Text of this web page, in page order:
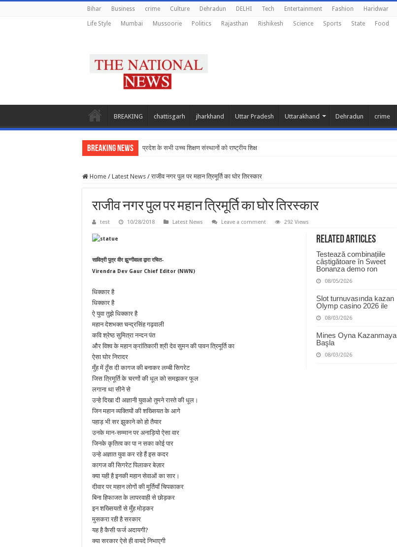
Bihar Business crime Culture Dehradun DELHI Tech Entertainment Fashion Haridwar
Life Style Mumbai Mussoorie Politics Rajasthan Rishikesh Science Sports State Food
BREAKING chattisgarh jharkhand Uttar Pradesh Uttarakhand Dehradun crime
Breaking News प्रदेश के सभी उच्च शिक्षण संस्थानों को राष्ट्रीय शिक्षा नीति के अन
Home / Latest News / राजीव नगर पुल पर महान त्रिमूर्ति का घोर तिरस्कार
राजीव नगर पुल पर महान त्रिमूर्ति का घोर तिरस्कार
test 10/28/2018 Latest News Leave a comment 292 Views
Related Articles
Testează combinațiile
câștigătoare în Sweet
Bonanza demo ron
08/05/2026
Slot turnuvasında kazan
Olymp casino 2026 ile
08/03/2026
Mines Oyna Kazanmaya
Başla
08/03/2026
सावित्री पुत्र वीर झुग्गीवाला द्वारा रचित-
Virendra Dev Gaur Chief Editor (NWN)
धिक्कार है
धिक्कार है
ऐ युवा तुझे धिक्कार है
महान देशभक्त चन्द्रसिंह गढ़वाली
कवि श्रेष्ठ सुमित्रा नन्दन पंत
और विश्व के महान क्रांतिकारी श्री देव सुमन की पावन त्रिमूर्ति का
ऐसा घोर निरादर
मुँह में ठूँस दी कागज की बनाकर लम्बी सिगरेट
जिस त्रिमूर्ति के चरणों की धूल को समझकर फूल
लगाना था सीने से
उन्हे दिखा दी अज्ञानी युवाओ तुमने रास्ते की धूल।
जिन महान व्यक्तियों की शख्सियत के आगे
पहाड़ भी सर झुकाने को हो तैयार
उनके मान-सम्मान पर अनाड़ियो ऐसा वार
जिनके कृतित्व का पा न सका कोई पार
उन्हे अज्ञात युवा कर रहे हैं इस कदर
कागज की सिगरेट पिलाकर बेज़ार
क्या यही है इनकी महान सेवाओं का सार।
दीवार पर महान लोगों की मूर्तियाँ चिपकाकर
बिना हिफाजत के लापरवाही से छोड़कर
इन शख्सियतों से मुँह मोड़कर
मुसकरा रही है सरकार
यह है कैसी फर्ज अदायगी?
क्या सरकार ऐसे ही वायदे निभाएगी